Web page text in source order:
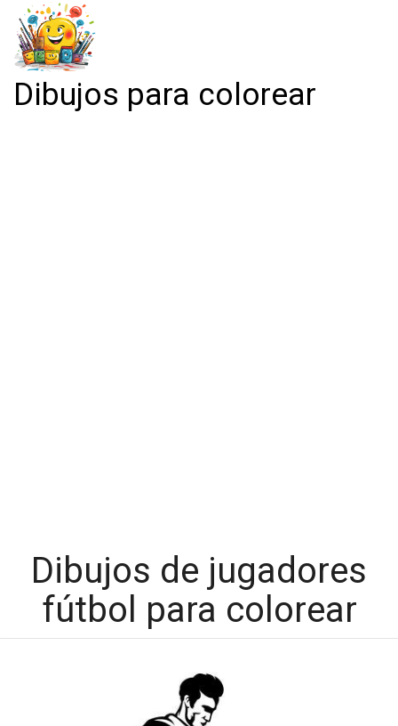
Dibujos para colorear
Dibujos de jugadores
fútbol para colorear